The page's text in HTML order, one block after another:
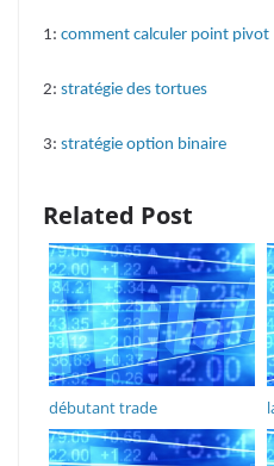
1: comment calculer point pivot
2: stratégie des tortues
3: stratégie option binaire
Related Post
débutant trade